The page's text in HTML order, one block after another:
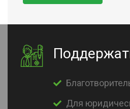
Для